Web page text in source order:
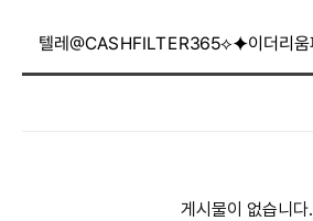
게시물이 없습니다.